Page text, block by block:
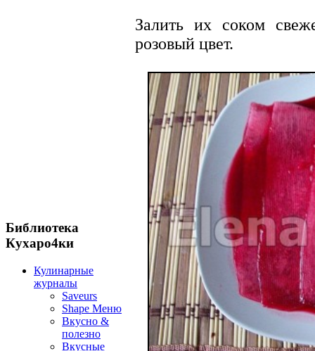
Библиотека
Кухаро4ки
Кулинарные
журналы
Saveurs
Shape Меню
Вкусно &
полезно
Вкусные
Залить их соком
розовый цвет.